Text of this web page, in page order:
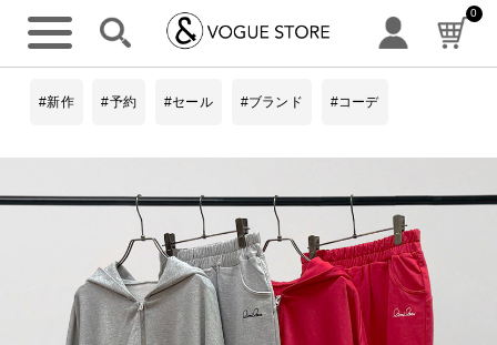
0
#新作 #予約 #セール #ブランド #コーデ